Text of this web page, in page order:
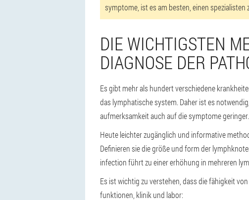
symptome, ist es am besten, einen spezialisten
DIE WICHTIGSTEN
DIAGNOSE DER
Es gibt mehr als hundert verschiedene
das lymphatische system. Daher ist es
aufmerksamkeit auch auf die symptome geringer.
Heute leichter zugänglich und informative
Definieren sie die größe und form der
infection führt zu einer erhöhung in mehreren
Es ist wichtig zu verstehen, dass die fähigkeit
funktionen, klinik und labor: